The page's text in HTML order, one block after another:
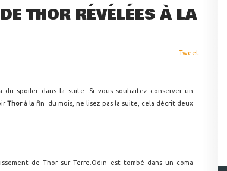
THOR RÉVÉLÉES À LA
Tweet
spoiler dans la suite. Si vous souhaitez conserver un
Thorà la fin du mois, ne lisez pas la suite, cela décrit deux
de Thor sur Terre.Odin est tombé dans un coma